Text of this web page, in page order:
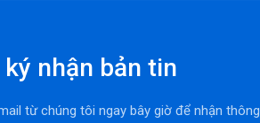
nhận bản tin
từ chúng tôi ngay bây giờ để nhận thông